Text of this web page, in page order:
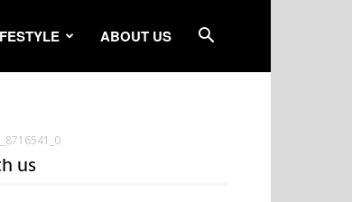
ABOUT US
us